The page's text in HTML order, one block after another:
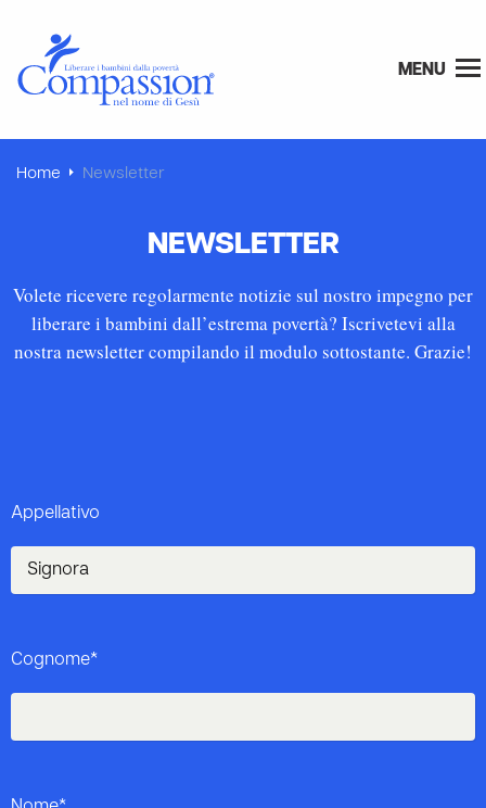
MENU
Home Newsletter
NEWSLETTER
Volete ricevere regolarmente notizie sul nostro impegno per
liberare i bambini dall’estrema povertà? Iscrivetevi alla
nostra newsletter compilando il modulo sottostante. Grazie!
Appellativo
Cognome*